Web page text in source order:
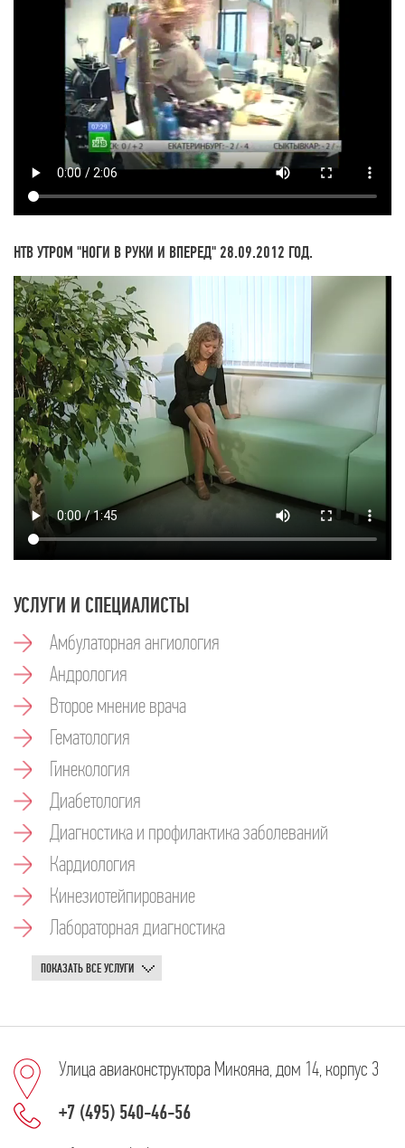
НТВ УТРОМ "НОГИ В РУКИ И ВПЕРЕД" 28.09.2012 ГОД.
УСЛУГИ И СПЕЦИАЛИСТЫ
Амбулаторная ангиология
Андрология
Второе мнение врача
Гематология
Гинекология
Диабетология
Диагностика и профилактика заболеваний
Кардиология
Кинезиотейпирование
Лабораторная диагностика
ПОКАЗАТЬ ВСЕ УСЛУГИ
Улица авиаконструктора Микояна, дом 14, корпус 3
+7 (495) 540-46-56